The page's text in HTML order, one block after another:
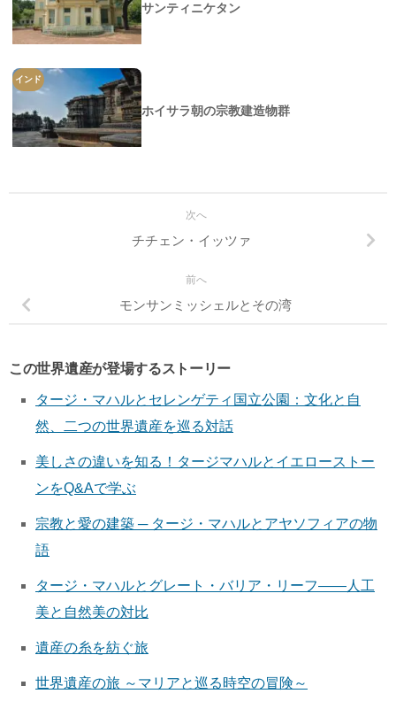
サンティニケタン
インド
ホイサラ朝の宗教建造物群
次へ
チチェン・イッツァ
前へ
モンサンミッシェルとその湾
この世界遺産が登場するストーリー
タージ・マハルとセレンゲティ国立公園：文化と自
然、二つの世界遺産を巡る対話
美しさの違いを知る！タージマハルとイエローストー
ンをQ&Aで学ぶ
宗教と愛の建築 ─ タージ・マハルとアヤソフィアの物
語
タージ・マハルとグレート・バリア・リーフ——人工
美と自然美の対比
遺産の糸を紡ぐ旅
世界遺産の旅 ～マリアと巡る時空の冒険～